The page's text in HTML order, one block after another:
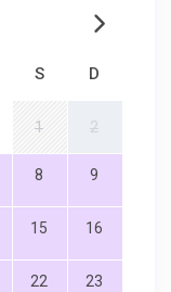
S D
1 2
8 9
15 16
22 23